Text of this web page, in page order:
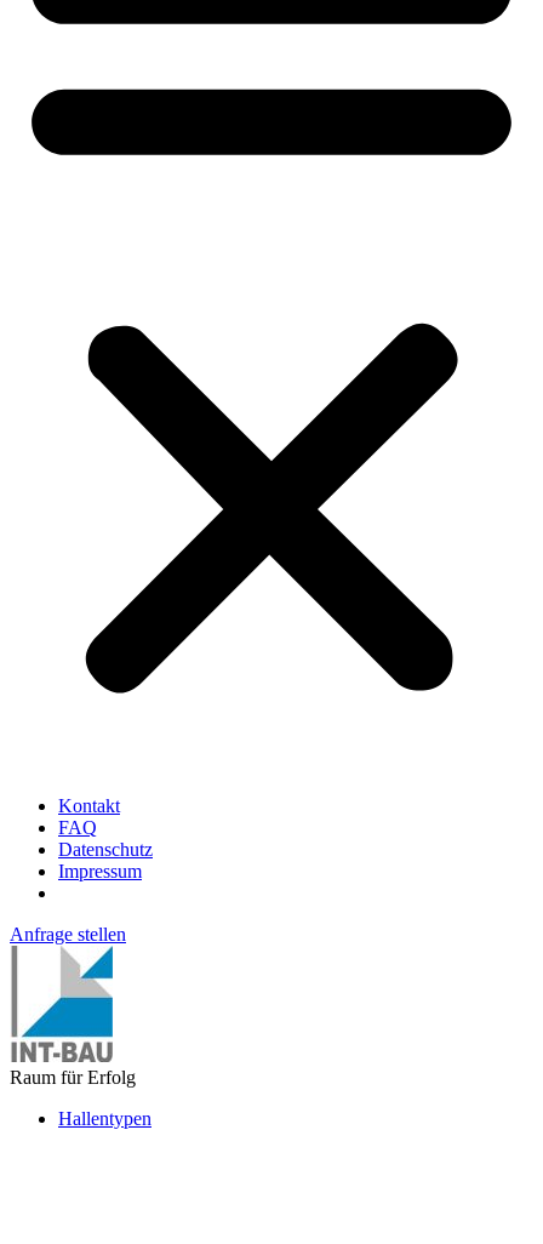
Kontakt
FAQ
Datenschutz
Impressum
Anfrage stellen
Raum für Erfolg
Hallentypen